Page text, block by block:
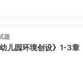
题
儿园环境创设》1-3章